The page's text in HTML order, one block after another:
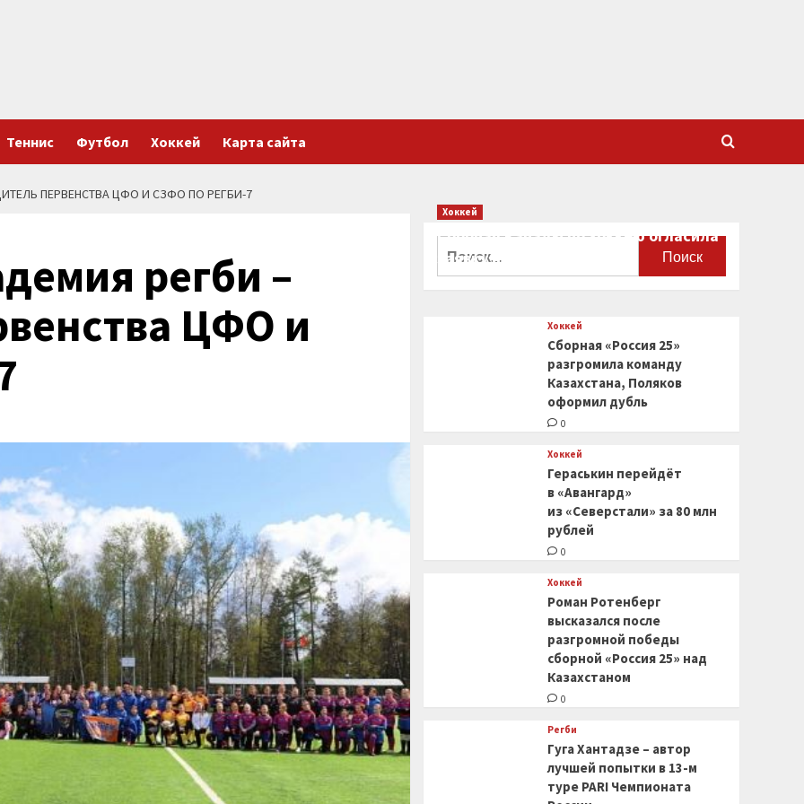
Теннис Футбол Хоккей Карта сайта
ПЕРВЕНСТВА ЦФО И СЗФО ПО РЕГБИ-7
регби –
ЦФО и
Хоккей
Сборная Канады по хоккею огласила
заявку на чемпионат мира
Хоккей
Сборная «Россия 25»
разгромила команду
Казахстана, Поляков
оформил дубль
0
Хоккей
Гераськин перейдёт
в «Авангард»
из «Северстали» за 80 млн
рублей
0
Хоккей
Роман Ротенберг
высказался после
разгромной победы
сборной «Россия 25» над
Казахстаном
0
Регби
Гуга Хантадзе – автор
лучшей попытки в 13-м
туре PARI Чемпионата